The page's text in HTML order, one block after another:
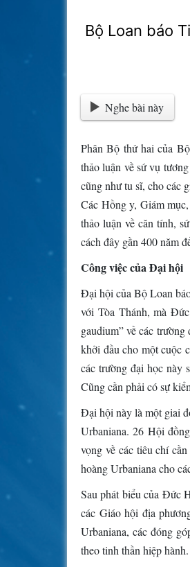
Bộ Loan báo
Nghe bài này
Phân Bộ thứ hai của
thảo luận về sứ vụ
cũng như tu sĩ, cho các
Các Hồng y, Giám
thảo luận về căn tính,
cách đây gần 400 năm
Công việc của Đại hội
Đại hội của Bộ Loan
với Tòa Thánh, mà
gaudium” về các
khởi đầu cho một cuộc
các trường đại học này
Cũng cần phải có sự
Đại hội này là một giai
Urbaniana. 26 Hội
vọng về các tiêu chí
hoàng Urbaniana cho
Sau phát biểu của Đức
các Giáo hội địa
Urbaniana, các đóng
theo tinh thần hiệp hành.